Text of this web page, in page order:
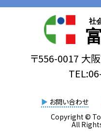
社
〒556-0017 大
▶ お問い合わせ
Copyright ©
All